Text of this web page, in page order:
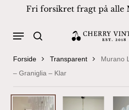
content
Fri forsikret fragt på alle
Productssearch
Menu
Forside Transparent
Murano
– Graniglia – Klar